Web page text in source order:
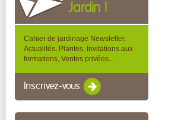
Jardin !
Cahier de jardinage Newsletter,
Actualités, Plantes, Invitations aux
formations, Ventes privées...
Inscrivez-vous